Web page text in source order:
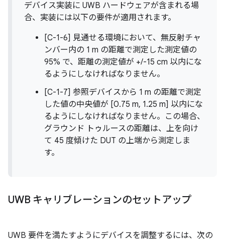
デバイス実装に UWB ハードウェアが含まれる場
合、実装には以下の要件が適用されます。
[C-1-6] 見通せる環境において、無反射チャ
ンバー内の 1 m の距離で測定した測定値の
95% で、距離の測定値が +/-15 cm 以内にな
るようにしなければなりません。
[C-1-7] 参照デバイスから 1 m の距離で測定
した値の中央値が [0.75 m, 1.25 m] 以内にな
るようにしなければなりません。この場合、
グラウンド トゥルースの距離は、上を向け
て 45 度傾けた DUT の上端から測定しま
す。
UWB キャリブレーションのセットアップ
UWB 要件を満たすようにデバイスを調整するには、次の